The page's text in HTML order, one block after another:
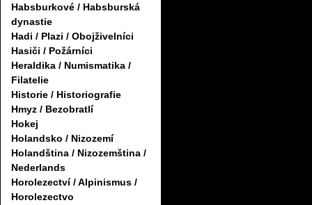
Habsburkové / Habsburská
dynastie
Hadi / Plazi / Obojživelníci
Hasiči / Požárníci
Heraldika / Numismatika /
Filatelie
Historie / Historiografie
Hmyz / Bezobratlí
Hokej
Holandsko / Nizozemí
Holandština / Nizozemština /
Nederlands
Horolezectví / Alpinismus /
Horolezectvo